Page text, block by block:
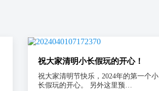
祝大家清明小长假玩的开心！
祝大家清明节快乐，2024年的第一个小
长假玩的开心。 另外这里预…